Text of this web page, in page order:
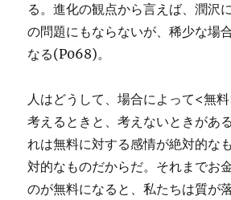
る。進化の観点から言えば、潤沢
の問題にもならないが、稀少な場
なる(P068)。
人はどうして、場合によって<無
考えるときと、考えないときがあ
れは無料に対する感情が絶対的な
対的なものだからだ。それまでお
のが無料になると、私たちは質が